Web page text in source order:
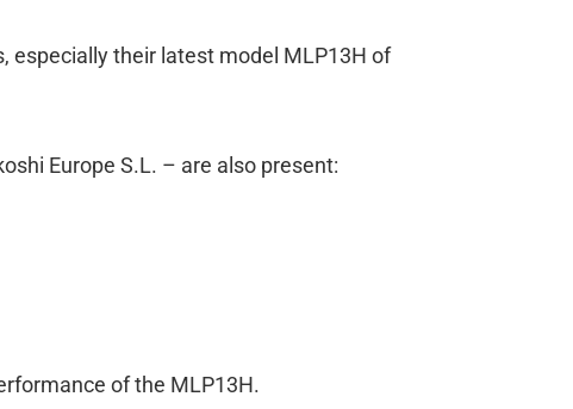
especially their latest model MLP13H of
Europe S.L. – are also present:
of the MLP13H.